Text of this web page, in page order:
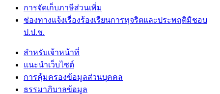
การจัดเก็บภาษีส่วนเพิ่ม
ช่องทางแจ้งเรื่องร้องเรียนการทุจริตและประพฤติมิชอบ
ป.ป.ช.
สำหรับเจ้าหน้าที่
แนะนำเว็บไซต์
การคุ้มครองข้อมูลส่วนบุคคล
ธรรมาภิบาลข้อมูล